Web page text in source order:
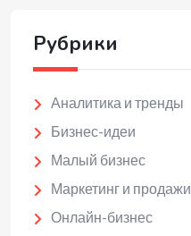
Рубрики
Аналитика и тренды
Бизнес-идеи
Малый бизнес
Маркетинг и продажи
Онлайн-бизнес